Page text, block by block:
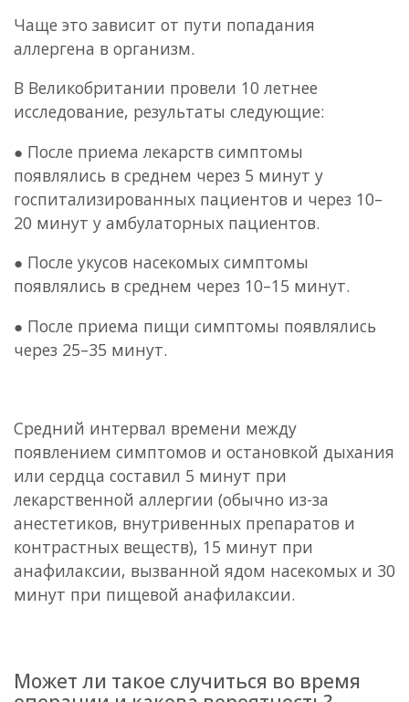
Чаще это зависит от пути попадания
аллергена в организм.
В Великобритании провели 10 летнее
исследование, результаты следующие:
● После приема лекарств симптомы
появлялись в среднем через 5 минут у
госпитализированных пациентов и через 10–
20 минут у амбулаторных пациентов.
● После укусов насекомых симптомы
появлялись в среднем через 10–15 минут.
● После приема пищи симптомы появлялись
через 25–35 минут.
Средний интервал времени между
появлением симптомов и остановкой дыхания
или сердца составил 5 минут при
лекарственной аллергии (обычно из-за
анестетиков, внутривенных препаратов и
контрастных веществ), 15 минут при
анафилаксии, вызванной ядом насекомых и 30
минут при пищевой анафилаксии.
Может ли такое случиться во время